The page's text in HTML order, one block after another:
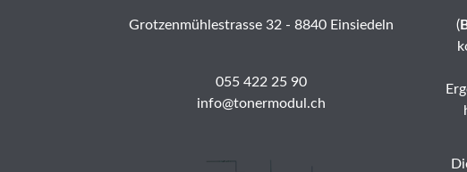
Grotzenmühlestrasse 32 - 8840 Einsiedeln
055 422 25 90
info@tonermodul.ch
(